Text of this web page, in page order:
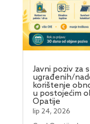
Javni poziv za
ugrađenih/
korištenje
u postojećim
Opatije
lip 24, 2026